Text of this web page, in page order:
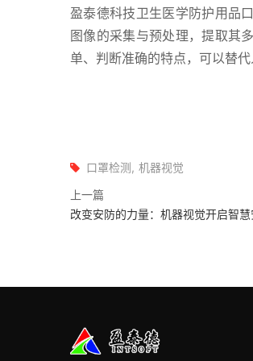
盈泰德科技卫生医学防护用品
图像的采集与预处理，提取其
单、判断准确的特点，可以替
口罩检测 机器视觉
上一篇
改变安防的力量：机器视觉开启智